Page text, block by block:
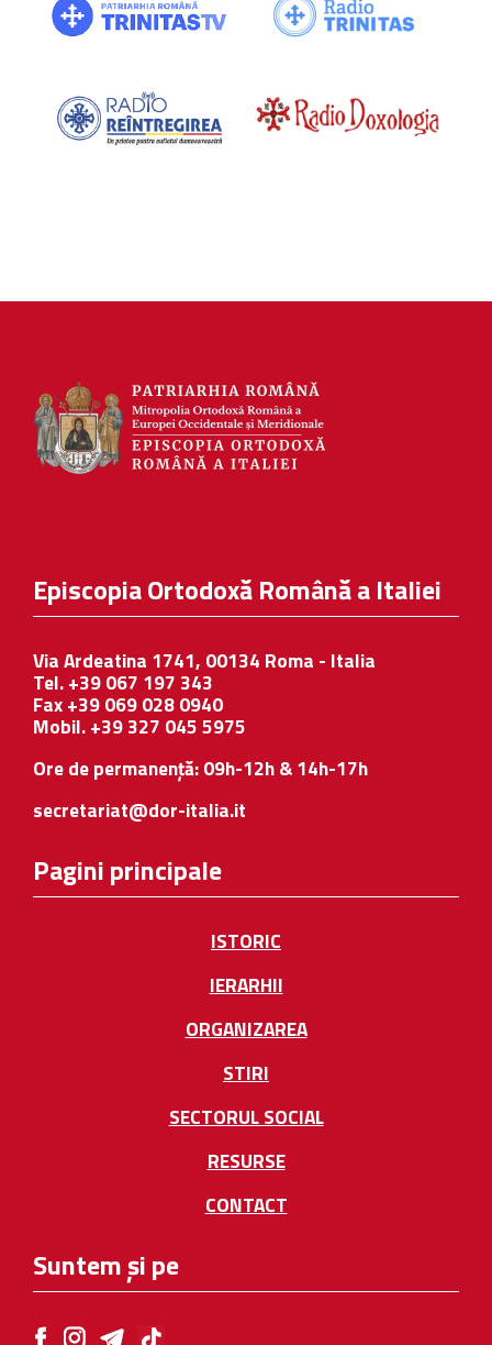
Episcopia Ortodoxă Română a Italiei
Via Ardeatina 1741, 00134 Roma - Italia
Tel. +39 067 197 343
Fax +39 069 028 0940
Mobil. +39 327 045 5975
Ore de permanență: 09h-12h & 14h-17h
secretariat@dor-italia.it
Pagini principale
ISTORIC
IERARHII
ORGANIZAREA
STIRI
SECTORUL SOCIAL
RESURSE
CONTACT
Suntem și pe